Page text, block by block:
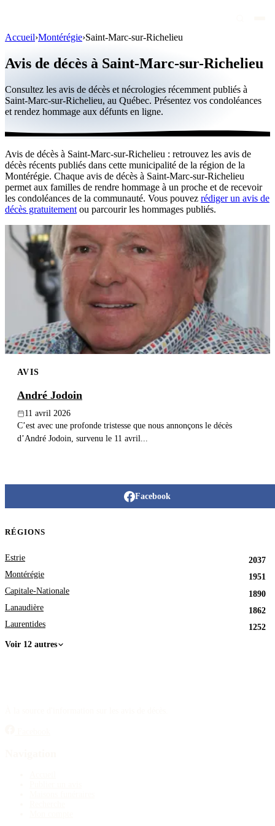
Personnalités publiques
Québec
Canada
International
Par région
Par ville
Maisons funéraires
Éternea
Blog
Publier un avis
Accueil›Montérégie›Saint-Marc-sur-Richelieu
Avis de décès à Saint-Marc-sur-Richelieu
Consultez les avis de décès et nécrologies récemment publiés à
Saint-Marc-sur-Richelieu, au Québec. Présentez vos condoléances
et rendez hommage aux défunts en ligne.
Avis de décès à Saint-Marc-sur-Richelieu : retrouvez les avis de
décès récents publiés dans cette municipalité de la région de la
Montérégie. Chaque avis de décès à Saint-Marc-sur-Richelieu
permet aux familles de rendre hommage à un proche et de recevoir
les condoléances de la communauté. Vous pouvez rédiger un avis de
décès gratuitement ou parcourir les hommages publiés.
AVIS
André Jodoin
11 avril 2026
C’est avec une profonde tristesse que nous annonçons le décès
d’André Jodoin, survenu le 11 avril...
Facebook
RÉGIONS
Estrie
2037
Montérégie
1951
Capitale-Nationale
1890
Lanaudière
1862
Laurentides
1252
Voir 12 autres